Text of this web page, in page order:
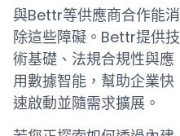
與Bettr等供應商合作能消
除這些障礙。Bettr提供技
術基礎、法規合規性與應
用數據智能，幫助企業快
速啟動並隨需求擴展。